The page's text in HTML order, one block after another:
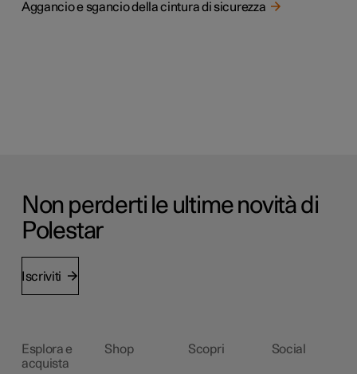
Aggancio e sgancio della cintura di sicurezza
Non perderti le ultime novità di
Polestar
Iscriviti
Esplora e
acquista
Shop Scopri Social